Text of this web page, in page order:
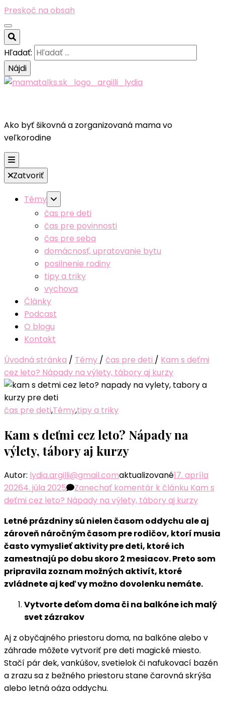
Preskoč na obsah
Hľadať:
Ako byť šikovná a zorganizovaná mama vo
veľkorodine
Zatvoriť
Témy
čas pre deti
čas pre povinnosti
čas pre seba
domácnosť, upratovanie bytu
posilnenie rodiny
tipy a triky
vychova
Články
Podcast
O blogu
Kontakt
Úvodná stránka / Témy / čas pre deti / Kam s deťmi
cez leto? Nápady na výlety, tábory aj kurzy
čas pre deti,Témy,tipy a triky
Kam s deťmi cez leto? Nápady na
výlety, tábory aj kurzy
Autor: lydia.argilli@gmail.comaktualizované17. apríla
20264. júla 2025 Zanechať komentár k článku Kam s
deťmi cez leto? Nápady na výlety, tábory aj kurzy
Letné prázdniny sú nielen časom oddychu ale aj
zároveň náročným časom pre rodičov, ktorí musia
často vymyslieť aktivity pre deti, ktoré ich
zamestnajú po dobu skoro 2 mesiacov. Preto som
pripravila zoznam možných aktivít, ktoré
zvládnete aj keď vy možno dovolenku nemáte.
Vytvorte deťom doma či na balkóne ich malý
svet zázrakov
Aj z obyčajného priestoru doma, na balkóne alebo v
záhrade môžete vytvoriť pre deti magické miesto.
Stačí pár dek, vankúšov, svetielok či nafukovací bazén
a zrazu sa z bežného priestoru stane čarovná skrýša
alebo letná oáza oddychu.